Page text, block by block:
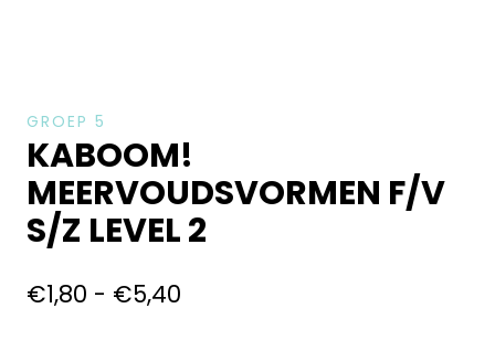
GROEP 5
KABOOM!
MEERVOUDSVORMEN F/V
S/Z LEVEL 2
€1,80 - €5,40